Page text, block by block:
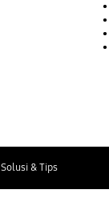
Solusi & Tips